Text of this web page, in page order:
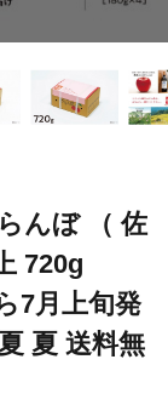
んぼ （ 佐
720g
7月上旬発
夏 送料無